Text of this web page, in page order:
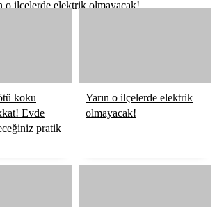
o ilçelerde elektrik olmayacak!
koku
Evde
pratik
Yarın o ilçelerde elektrik
olmayacak!